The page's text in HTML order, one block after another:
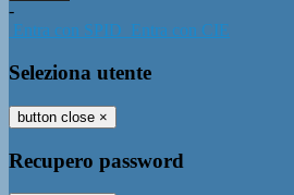
-
Entra con SPID Entra con CIE
Seleziona utente
button close ×
Recupero password